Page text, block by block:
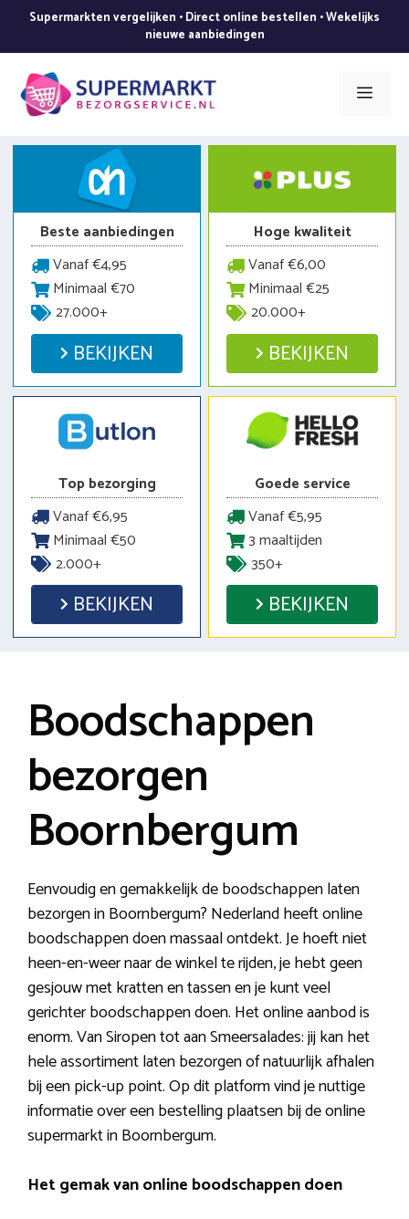
de
inhoud
Supermarkten vergelijken • Direct online bestellen • Wekelijks
nieuwe aanbiedingen
Menu
Beste aanbiedingen
Vanaf €4,95
Minimaal €70
27.000+
BEKIJKEN
Hoge kwaliteit
Vanaf €6,00
Minimaal €25
20.000+
BEKIJKEN
Top bezorging
Vanaf €6,95
Minimaal €50
2.000+
BEKIJKEN
Goede service
Vanaf €5,95
3 maaltijden
350+
BEKIJKEN
Boodschappen
bezorgen
Boornbergum
Eenvoudig en gemakkelijk de boodschappen laten
bezorgen in Boornbergum? Nederland heeft online
boodschappen doen massaal ontdekt. Je hoeft niet
heen-en-weer naar de winkel te rijden, je hebt geen
gesjouw met kratten en tassen en je kunt veel
gerichter boodschappen doen. Het online aanbod is
enorm. Van Siropen tot aan Smeersalades: jij kan het
hele assortiment laten bezorgen of natuurlijk afhalen
bij een pick-up point. Op dit platform vind je nuttige
informatie over een bestelling plaatsen bij de online
supermarkt in Boornbergum.
Het gemak van online boodschappen doen